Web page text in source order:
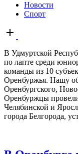
Новости
Спорт
Open
post
В Удмуртской
по лапте среди
команды из 10
Оренбуржья. Нашу
Оренбургского,
Оренбуржцы
Челябинской и
города Белгорода,